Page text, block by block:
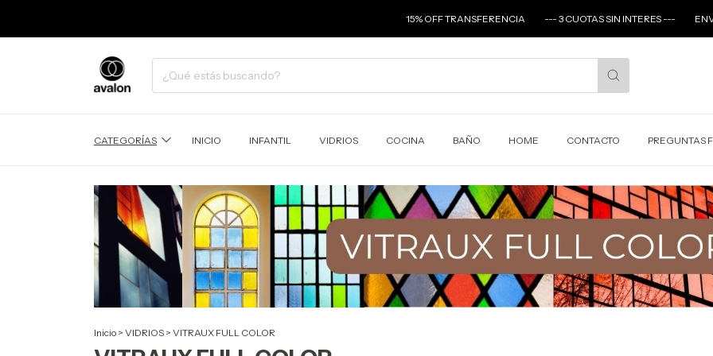
15% OFF TRANSFERENCIA --- 3 CUOTAS SIN INTERES --- ENVIOS A TODO EL
CATEGORÍAS INICIO INFANTIL VIDRIOS COCINA BAÑO HOME CONTACTO PREGUNTAS
Inicio > VIDRIOS > VITRAUX FULL COLOR